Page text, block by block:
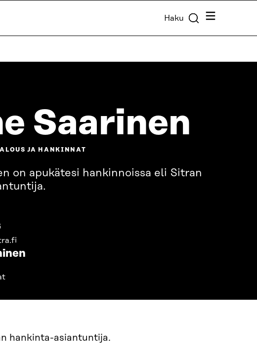
Haku Valikko
Saarinen
JA HANKINNAT
on apukätesi hankinnoissa eli Sitran
hankinta-asiantuntija.